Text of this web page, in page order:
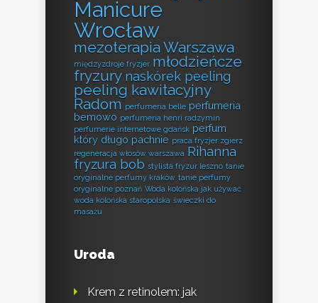
Manicure
Wrocław
mezoterapia Warszawa
międzyzdroje fryzjer młodzieńcze
fryzury naskórek peeling
peeling kawitacyjny
Radom perfumeria belle perfumeria
bemowo perfumeria henri radzymin
perfumerie internetowe gdańsk perfum
który długo pachnie praca fryzjer zgierz
regeneracja włosów warszawa Rihanna
fryzura bob stylista fryzur leszno tanie
oryginalne perfumy kraków tanie perfumy
oryginalne poznań Woda kolońska jak używać
woda kolońska staropolska świeczki do
masażu
Uroda
Krem z retinolem: jak